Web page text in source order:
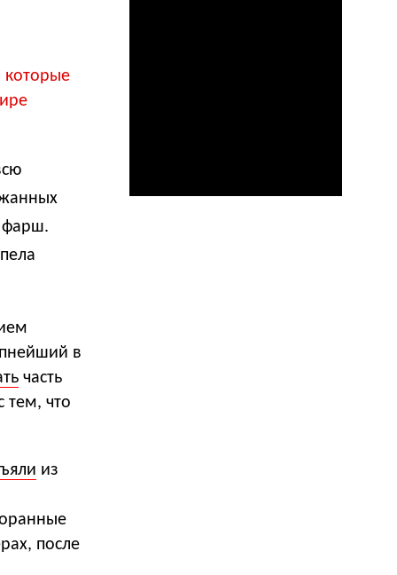
которые
фарш.
в
часть
тем, что
из
после